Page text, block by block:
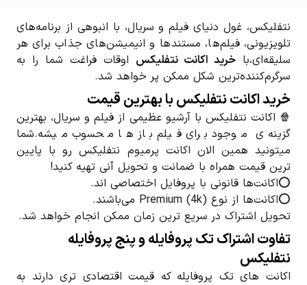
نتفلیکس، غول دنیای فیلم و سریال، با انبوهی از برنامه‌های
تلویزیونی، فیلم‌ها، مستندها و انیمیشن‌های جذاب برای هر
سلیقه‌ای،با خرید اکانت نتفلیکس اوقات فراغت شما را به
سرگرم‌کننده‌ترین شکل ممکن پر خواهد شد.
خرید اکانت نتفلیکس با بهترین قیمت
🍿 اکانت نتفلیکس با آرشیو عظیمی از فیلم و سریال، بهترین
گزینه ی موجود برای فیلم باز ها محسوب میشه.شما
میتونید همین الان اکانت پرمیوم نتفلیکس رو با پایین
ترین قیمت همراه با ضمانت و تحویل آنی تهیه کنید!
⭕️اکانت‌ها قانونی با پروفایل اختصاصی اند.
⭕️اکانت‌ها از نوع Premium (4k) می‌باشند.
تحویل اشتراک در سریع ترین زمان ممکن انجام خواهد شد.
تفاوت اشتراک تک پروفایله و پنج پروفایله
نتفلیکس
اکانت های تک پروفایله که قیمت اقتصادی تری دارند به